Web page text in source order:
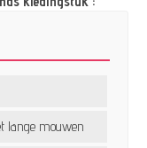
lange mouwen